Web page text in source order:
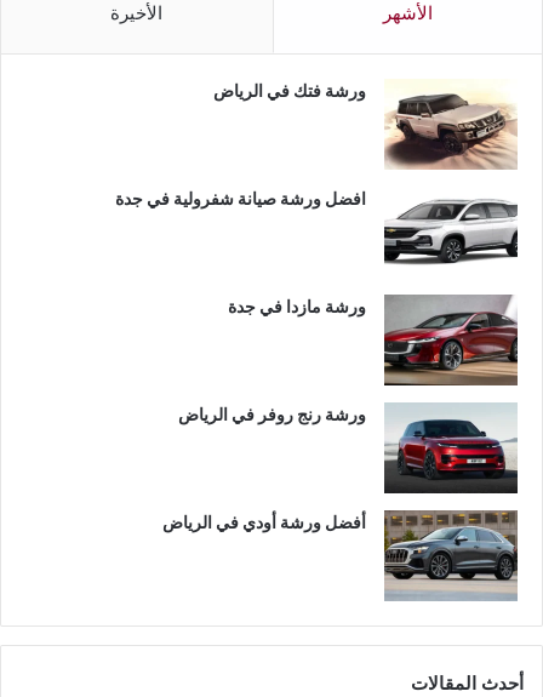
الأشهر الأخيرة
ورشة فتك في الرياض
افضل ورشة صيانة شفرولية في جدة
ورشة مازدا في جدة
ورشة رنج روفر في الرياض
أفضل ورشة أودي في الرياض
أحدث المقالات